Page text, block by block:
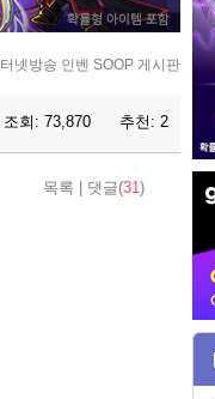
넷방송 인벤 SOOP 게시판
조회: 73,870 추천: 2
목록 댓글(31)
벤